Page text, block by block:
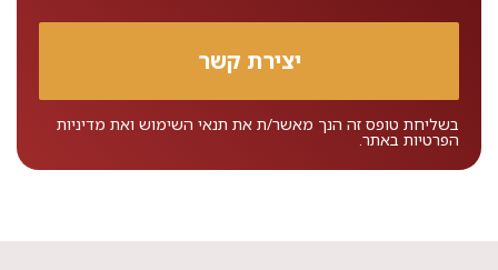
בשליחת טופס זה הנך מאשר/ת את תנאי השימוש ואת מדיניות
הפרטיות באתר.